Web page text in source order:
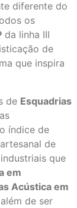
diferente do
os
da linha III
de
que inspira
de Esquadrias
índice de
de
que
em
Acústica em
de ser